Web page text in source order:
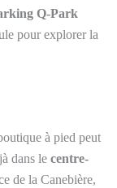
Q-Park
pour explorer la
à pied peut
dans le centre-
de la Canebière,